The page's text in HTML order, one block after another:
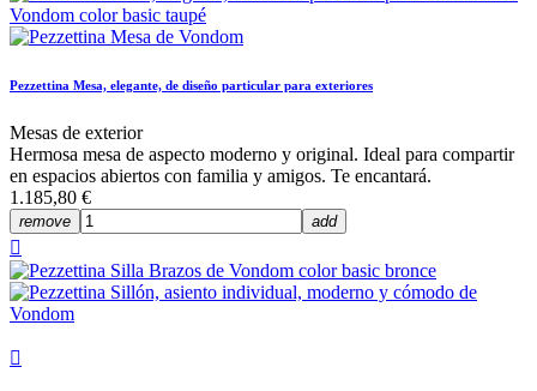
Pezzettina Mesa, elegante, de diseño particular para exteriores
Mesas de exterior
Hermosa mesa de aspecto moderno y original. Ideal para compartir
en espacios abiertos con familia y amigos. Te encantará.
1.185,80 €
remove add

